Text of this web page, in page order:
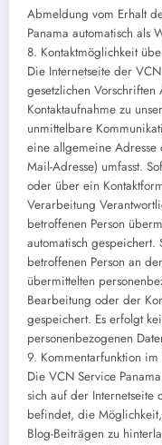
Abmeldung vom Erhalt
Panama automatisch als
8. Kontaktmöglichkeit
Die Internetseite der
gesetzlichen
Kontaktaufnahme zu
unmittelbare
eine allgemeine Adresse
Mail-Adresse) umfasst.
oder über ein
Verarbeitung
betroffenen Person
automatisch
betroffenen Person an
übermittelten
Bearbeitung oder der
gespeichert. Es erfolgt
personenbezogenen
9. Kommentarfunktion
Die VCN Service
sich auf der Internetseite
befindet, die
Blog-Beiträgen zu